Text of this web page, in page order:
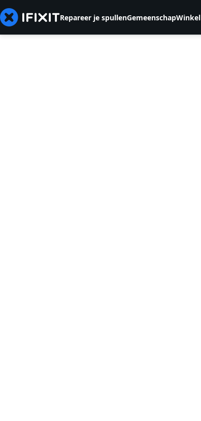
Repareer je spullenGemeenschapWinkel